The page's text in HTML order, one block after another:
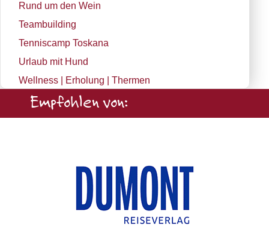
Rund um den Wein
Teambuilding
Tenniscamp Toskana
Urlaub mit Hund
Wellness | Erholung | Thermen
Empfohlen von: